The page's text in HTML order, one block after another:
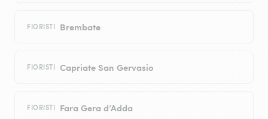
FIORISTI Brembate
FIORISTI Capriate San Gervasio
FIORISTI Fara Gera d’Adda